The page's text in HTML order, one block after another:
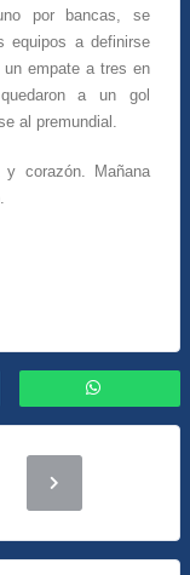
por bancas, se
equipos a definirse
empate a tres en
a un gol
al premundial.
y corazón. Mañana